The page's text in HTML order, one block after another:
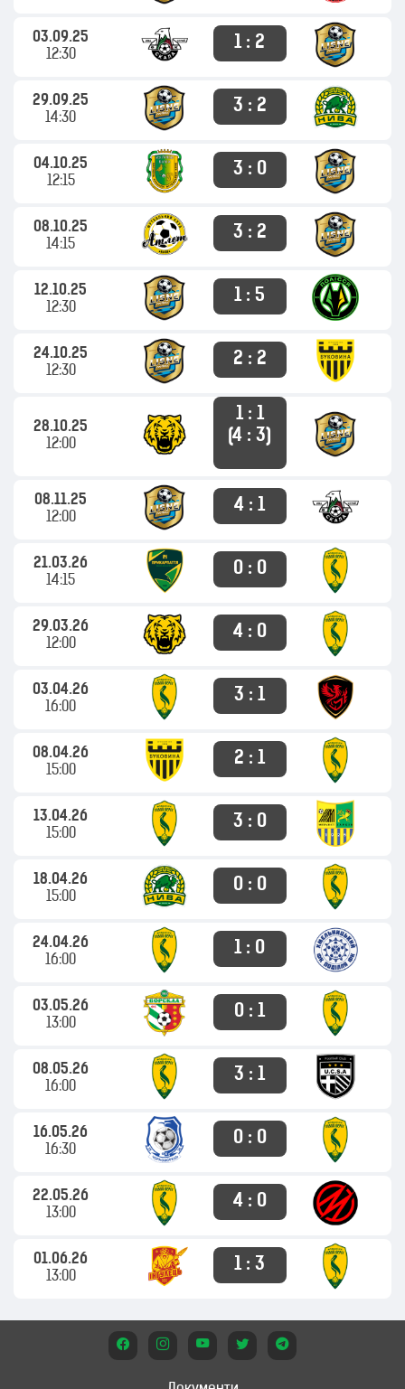
03.09.25
12:30
1 : 2
29.09.25
14:30
3 : 2
04.10.25
12:15
3 : 0
08.10.25
14:15
3 : 2
12.10.25
12:30
1 : 5
24.10.25
12:30
2 : 2
28.10.25
12:00
1 : 1
(4 : 3)
08.11.25
12:00
4 : 1
21.03.26
14:15
0 : 0
29.03.26
12:00
4 : 0
03.04.26
16:00
3 : 1
08.04.26
15:00
2 : 1
13.04.26
15:00
3 : 0
18.04.26
15:00
0 : 0
24.04.26
16:00
1 : 0
03.05.26
13:00
0 : 1
08.05.26
16:00
3 : 1
16.05.26
16:30
0 : 0
22.05.26
13:00
4 : 0
01.06.26
13:00
1 : 3